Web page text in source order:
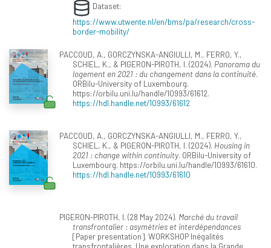
Dataset:
https://www.utwente.nl/en/bms/pa/research/cross-
border-mobility/
PACCOUD, A., GORCZYNSKA-ANGIULLI, M., FERRO, Y.,
SCHIEL, K., & PIGERON-PIROTH, I. (2024). Panorama du
logement en 2021 : du changement dans la continuité.
ORBilu-University of Luxembourg.
https://orbilu.uni.lu/handle/10993/61612.
https://hdl.handle.net/10993/61612
PACCOUD, A., GORCZYNSKA-ANGIULLI, M., FERRO, Y.,
SCHIEL, K., & PIGERON-PIROTH, I. (2024). Housing in
2021 : change within continuity. ORBilu-University of
Luxembourg. https://orbilu.uni.lu/handle/10993/61610.
https://hdl.handle.net/10993/61610
PIGERON-PIROTH, I. (28 May 2024). Marché du travail
transfrontalier : asymétries et interdépendances
[Paper presentation]. WORKSHOP Inégalités